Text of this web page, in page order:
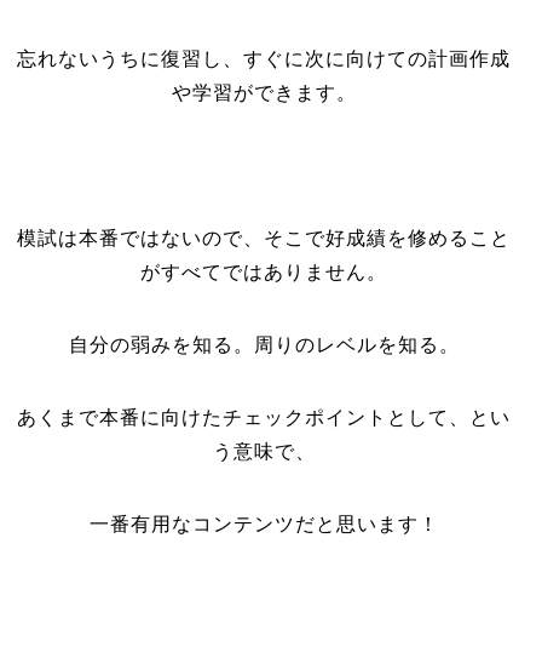
忘れないうちに復習し、すぐに次に向けての計画作成
や学習ができます。
模試は本番ではないので、そこで好成績を修めること
がすべてではありません。
自分の弱みを知る。周りのレベルを知る。
あくまで本番に向けたチェックポイントとして、とい
う意味で、
一番有用なコンテンツだと思います！